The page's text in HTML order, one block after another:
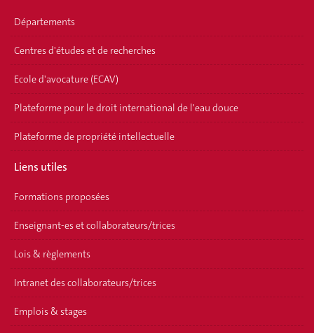
Départements
Centres d'études et de recherches
Ecole d'avocature (ECAV)
Plateforme pour le droit international de l'eau douce
Plateforme de propriété intellectuelle
Liens utiles
Formations proposées
Enseignant-es et collaborateurs/trices
Lois & règlements
Intranet des collaborateurs/trices
Emplois & stages